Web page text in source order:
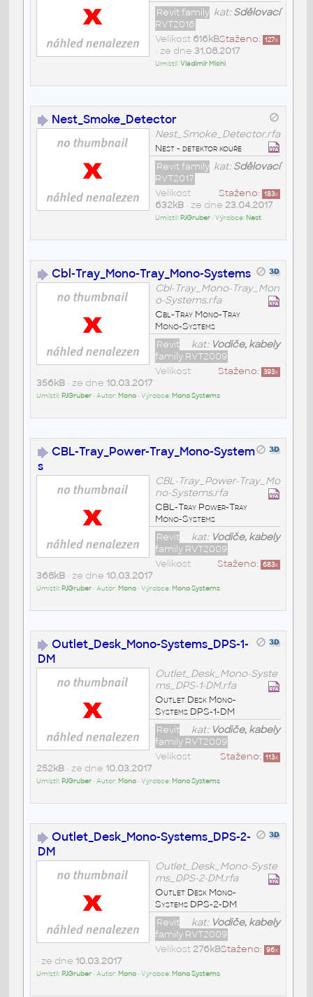
kat:Sdělovací
Revit family
RVT2016
Staženo: 127x
Velikost 616kB
• ze dne 31.08.2017
Umístil:Vladimír Michl
Nest_Smoke_Detector
Nest_Smoke_Detector.rfa
Nest - detektor kouře
kat:Sdělovací
Revit family
RVT2017
Staženo: 183x
Velikost
632kB• ze dne 23.04.2017
Umístil: PJGruber• Výrobce: Nest
Cbl-Tray_Mono-Tray_Mono-Systems
Cbl-Tray_Mono-Tray_Mon
o-Systems.rfa
Cbl-Tray Mono-Tray
Mono-Systems
kat: Vodiče, kabely
Revit
family RVT2009
Staženo: 393x
Velikost
356kB• ze dne 10.03.2017
Umístil: PJGruber• Autor: Mono• Výrobce: Mono Systems
CBL-Tray_Power-Tray_Mono-System
s
CBL-Tray_Power-Tray_Mo
no-Systems.rfa
CBL-Tray Power-Tray
Mono-Systems
kat: Vodiče, kabely
Revit
family RVT2009
Staženo: 683x
Velikost
368kB• ze dne 10.03.2017
Umístil: PJGruber• Autor: Mono• Výrobce: Mono Systems
Outlet_Desk_Mono-Systems_DPS-1-
DM
Outlet_Desk_Mono-Syste
ms_DPS-1-DM.rfa
Outlet Desk Mono-
Systems DPS-1-DM
kat: Vodiče, kabely
Revit
family RVT2009
Staženo: 113x
Velikost
252kB• ze dne 10.03.2017
Umístil: PJGruber• Autor: Mono• Výrobce: Mono Systems
Outlet_Desk_Mono-Systems_DPS-2-
DM
Outlet_Desk_Mono-Syste
ms_DPS-2-DM.rfa
Outlet Desk Mono-
Systems DPS-2-DM
kat: Vodiče, kabely
Revit
family RVT2009
Staženo: 96x
Velikost 276kB
• ze dne 10.03.2017
Umístil: PJGruber• Autor: Mono• Výrobce: Mono Systems